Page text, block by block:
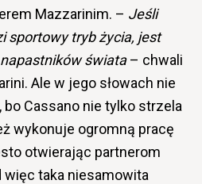
Mazzarinim. – Jeśli
sportowy tryb życia, jest
świata– chwali
Ale w jego słowach nie
bo Cassano nie tylko strzela
wykonuje ogromną pracę
otwierając partnerom
więc taka niesamowita